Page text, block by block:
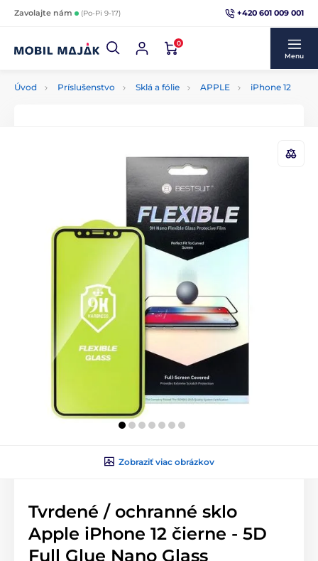
Zavolajte nám (Po-Pi 9-17) +420 601 009 001
0
Menu
Úvod Príslušenstvo Sklá a fólie APPLE iPhone 12
Zobraziť viac obrázkov
Tvrdené / ochranné sklo
Apple iPhone 12 čierne - 5D
Full Glue Nano Glass